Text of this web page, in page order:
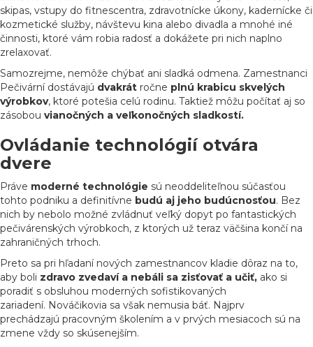
skipas, vstupy do fitnescentra, zdravotnícke úkony, kadernícke či
kozmetické služby, návštevu kina alebo divadla a mnohé iné
činnosti, ktoré vám robia radosť a dokážete pri nich naplno
zrelaxovať.
Samozrejme, nemôže chýbať ani sladká odmena. Zamestnanci
Pečivární dostávajú dvakrát ročne plnú krabicu skvelých
výrobkov, ktoré potešia celú rodinu. Taktiež môžu počítať aj so
zásobou vianočných a veľkonočných sladkostí.
Ovládanie technológií otvára
dvere
Práve moderné technológie sú neoddeliteľnou súčasťou
tohto podniku a definitívne budú aj jeho budúcnosťou. Bez
nich by nebolo možné zvládnuť veľký dopyt po fantastických
pečivárenských výrobkoch, z ktorých už teraz väčšina končí na
zahraničných trhoch.
Preto sa pri hľadaní nových zamestnancov kladie dôraz na to,
aby boli zdravo zvedaví a nebáli sa zisťovať a učiť, ako si
poradiť s obsluhou moderných sofistikovaných
zariadení. Nováčikovia sa však nemusia báť. Najprv
prechádzajú pracovným školením a v prvých mesiacoch sú na
zmene vždy so skúsenejším.